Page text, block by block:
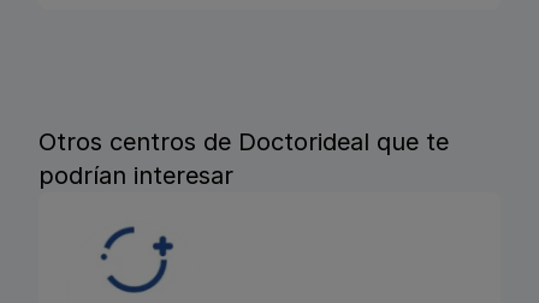
Otros centros de Doctorideal que te
podrían interesar